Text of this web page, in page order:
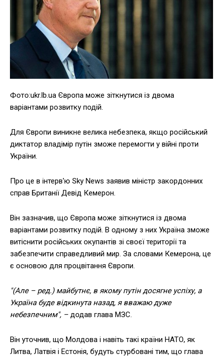
Фото:ukr.lb.ua Європа може зіткнутися із двома
варіантами розвитку подій.
Для Європи виникне велика небезпека, якщо російський
диктатор владімір путін зможе перемогти у війні проти
України.
Про це в інтерв'ю Sky News заявив міністр закордонних
справ Британії Девід Кемерон.
Він зазначив, що Європа може зіткнутися із двома
варіантами розвитку подій. В одному з них Україна зможе
витіснити російських окупантів зі своєї території та
забезпечити справедливий мир. За словами Кемерона, це
є основою для процвітання Європи.
"(Але – ред.) майбутнє, в якому путін досягне успіху, а
Україна буде відкинута назад, я вважаю дуже
небезпечним", – додав глава МЗС.
Він уточнив, що Молдова і навіть такі країни НАТО, як
Литва, Латвія і Естонія, будуть стурбовані тим, що глава